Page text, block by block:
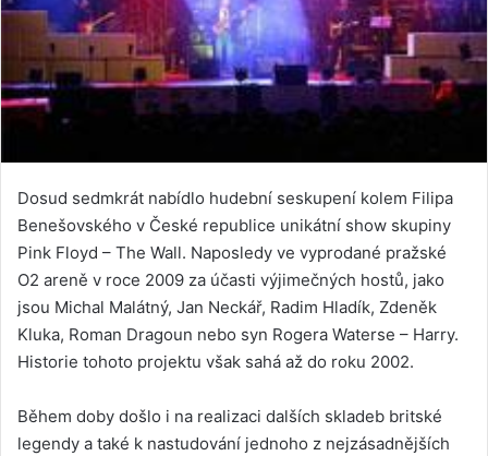
Dosud sedmkrát nabídlo hudební seskupení kolem Filipa
Benešovského v České republice unikátní show skupiny
Pink Floyd – The Wall. Naposledy ve vyprodané pražské
O2 areně v roce 2009 za účasti výjimečných hostů, jako
jsou Michal Malátný, Jan Neckář, Radim Hladík, Zdeněk
Kluka, Roman Dragoun nebo syn Rogera Waterse – Harry.
Historie tohoto projektu však sahá až do roku 2002.
Během doby došlo i na realizaci dalších skladeb britské
legendy a také k nastudování jednoho z nejzásadnějších